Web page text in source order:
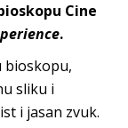
Cine
.
bioskopu,
sliku i
i jasan zvuk.